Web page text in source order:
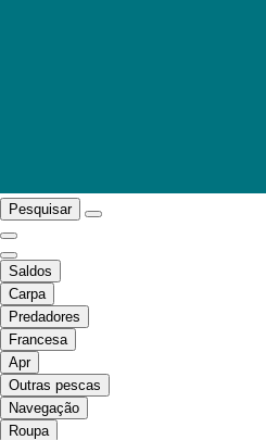
Pesquisar
Saldos
Carpa
Predadores
Francesa
Apr
Outras pescas
Navegação
Roupa